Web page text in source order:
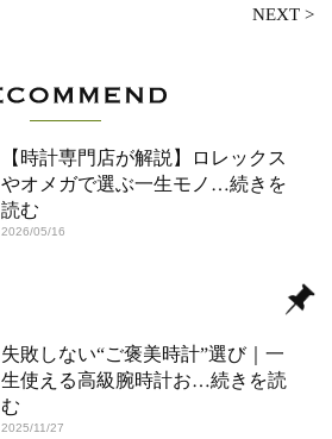
NEXT>
【時計専門店が解説】ロレックス
やオメガで選ぶ一生モノ …続きを
読む
2026/05/16
失敗しない“ご褒美時計”選び｜一
生使える高級腕時計お…続きを読
む
2025/11/27